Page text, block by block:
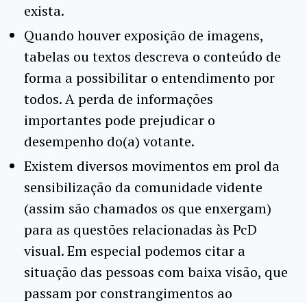
exista.
Quando houver exposição de imagens,
tabelas ou textos descreva o conteúdo de
forma a possibilitar o entendimento por
todos. A perda de informações
importantes pode prejudicar o
desempenho do(a) votante.
Existem diversos movimentos em prol da
sensibilização da comunidade vidente
(assim são chamados os que enxergam)
para as questões relacionadas às PcD
visual. Em especial podemos citar a
situação das pessoas com baixa visão, que
passam por constrangimentos ao